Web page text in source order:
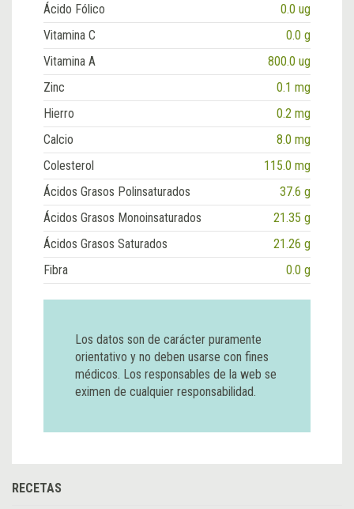
Ácido Fólico
0.0 ug
Vitamina C
0.0 g
Vitamina A
800.0 ug
Zinc
0.1 mg
Hierro
0.2 mg
Calcio
8.0 mg
Colesterol
115.0 mg
Ácidos Grasos Polinsaturados
37.6 g
Ácidos Grasos Monoinsaturados
21.35 g
Ácidos Grasos Saturados
21.26 g
Fibra
0.0 g
Los datos son de carácter puramente
orientativo y no deben usarse con fines
médicos. Los responsables de la web se
eximen de cualquier responsabilidad.
RECETAS